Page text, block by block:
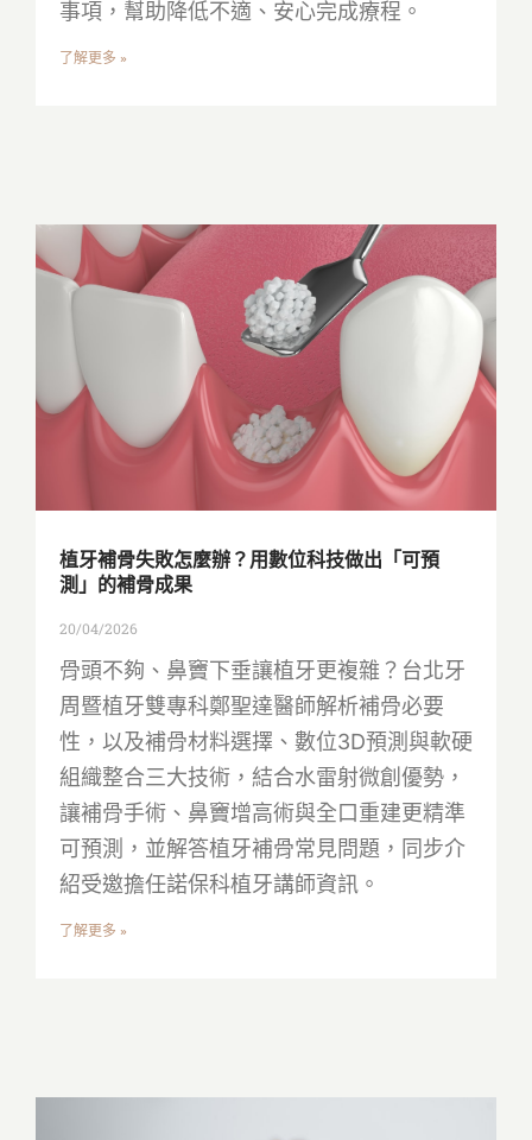
事項，幫助降低不適、安心完成療程。
了解更多 »
植牙補骨失敗怎麼辦？用數位科技做出「可預
測」的補骨成果
20/04/2026
骨頭不夠、鼻竇下垂讓植牙更複雜？台北牙
周暨植牙雙專科鄭聖達醫師解析補骨必要
性，以及補骨材料選擇、數位3D預測與軟硬
組織整合三大技術，結合水雷射微創優勢，
讓補骨手術、鼻竇增高術與全口重建更精準
可預測，並解答植牙補骨常見問題，同步介
紹受邀擔任諾保科植牙講師資訊。
了解更多 »